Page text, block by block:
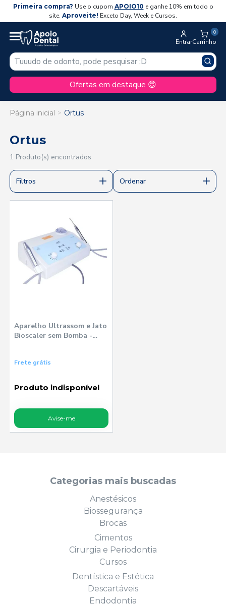
Primeira compra? Use o cupom APOIO10 e ganhe 10% em todo o
site. Aproveite! Exceto Day, Week e Cursos.
Entrar
0
Carrinho
Ofertas em destaque 😍
Página inicial Ortus
Ortus
1 Produto(s) encontrados
Filtros Ordenar
Aparelho Ultrassom e Jato
Bioscaler sem Bomba -
Frete grátis
Produto indisponível
Avise-me
Categorias mais buscadas
Anestésicos
Biossegurança
Brocas
Cimentos
Cirurgia e Periodontia
Cursos
Dentística e Estética
Descartáveis
Endodontia